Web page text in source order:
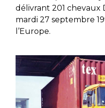
délivrant 201 chevaux
mardi 27 septembre
l’Europe.